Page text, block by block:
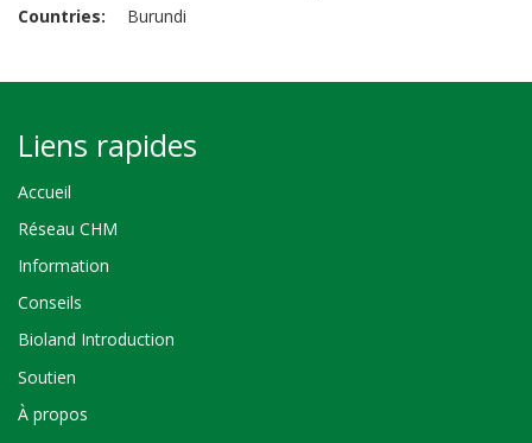
Countries
Burundi
Liens rapides
Accueil
Réseau CHM
Information
Conseils
Bioland Introduction
Soutien
À propos